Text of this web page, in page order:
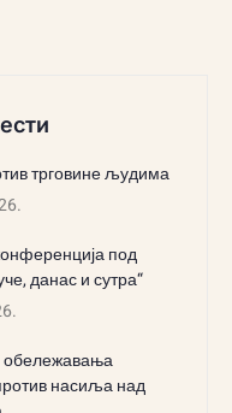
трговине људима
под
данас и сутра“
обележавања
насиља над